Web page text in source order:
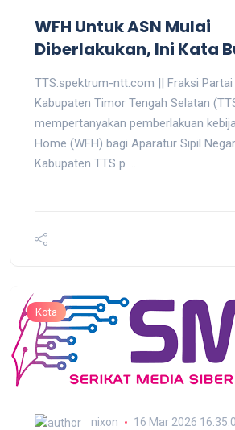
WFH Untuk ASN Mulai
Diberlakukan, Ini Kata
TTS.spektrum-ntt.com || Fraksi Partai
Kabupaten Timor Tengah Selatan
mempertanyakan pemberlakuan
Home (WFH) bagi Aparatur Sipil
Kabupaten TTS p ...
Kota
nixon 16 Mar 2026